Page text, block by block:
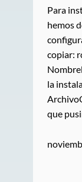
Para
hemos
copiar:
la
que